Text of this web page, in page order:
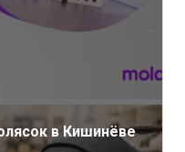
в Кишинёве